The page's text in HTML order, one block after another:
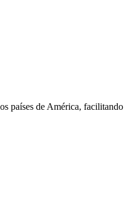
países de América, facilitando